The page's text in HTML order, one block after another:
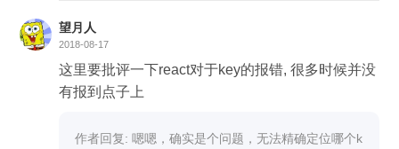
望月人
2018-08-17
这里要批评一下react对于key的报错, 很多时候并没
有报到点子上
作者回复: 嗯嗯，确实是个问题，无法精确定位哪个k